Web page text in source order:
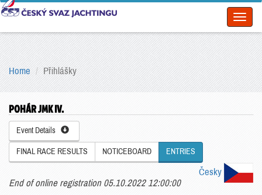
Home Přihlášky
POHÁR JMK IV.
Event Details
FINAL RACE RESULTS NOTICEBOARD ENTRIES
Česky
End of online registration 05.10.2022 12:00:00